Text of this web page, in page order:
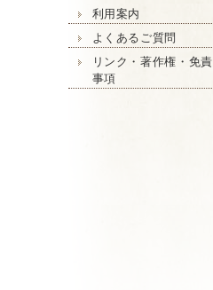
利用案内
よくあるご質問
リンク・著作権・免責
事項